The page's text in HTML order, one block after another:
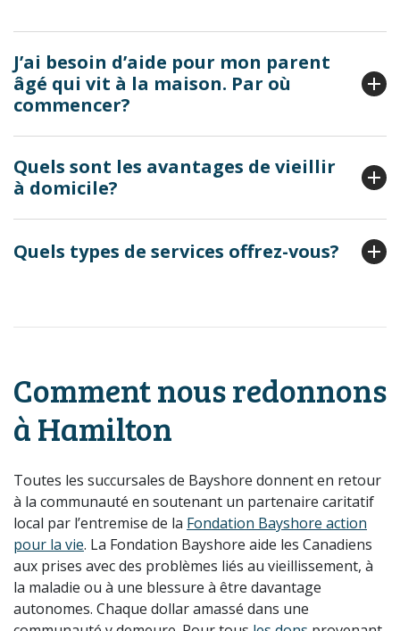
J’ai besoin d’aide pour mon parent
âgé qui vit à la maison. Par où
commencer?
Quels sont les avantages de vieillir
à domicile?
Quels types de services offrez-vous?
Comment nous redonnons
à Hamilton
Toutes les succursales de Bayshore donnent en retour
à la communauté en soutenant un partenaire caritatif
local par l’entremise de la Fondation Bayshore action
pour la vie. La Fondation Bayshore aide les Canadiens
aux prises avec des problèmes liés au vieillissement, à
la maladie ou à une blessure à être davantage
autonomes. Chaque dollar amassé dans une